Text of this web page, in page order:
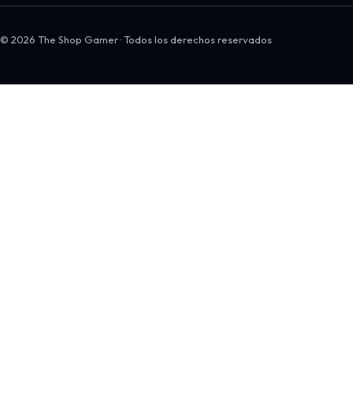
© 2026 The Shop Gamer · Todos los derechos reservados